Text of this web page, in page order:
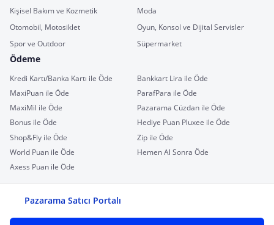
Kişisel Bakım ve Kozmetik
Moda
Otomobil, Motosiklet
Oyun, Konsol ve Dijital Servisler
Spor ve Outdoor
Süpermarket
Ödeme
Kredi Kartı/Banka Kartı ile Öde
Bankkart Lira ile Öde
MaxiPuan ile Öde
ParafPara ile Öde
MaxiMil ile Öde
Pazarama Cüzdan ile Öde
Bonus ile Öde
Hediye Puan Pluxee ile Öde
Shop&Fly ile Öde
Zip ile Öde
World Puan ile Öde
Hemen Al Sonra Öde
Axess Puan ile Öde
Pazarama Satıcı Portalı